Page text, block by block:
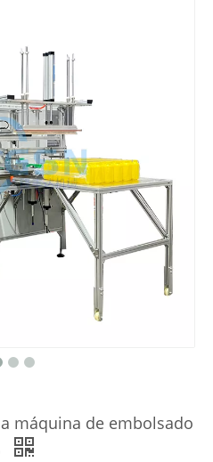
máquina de embolsado